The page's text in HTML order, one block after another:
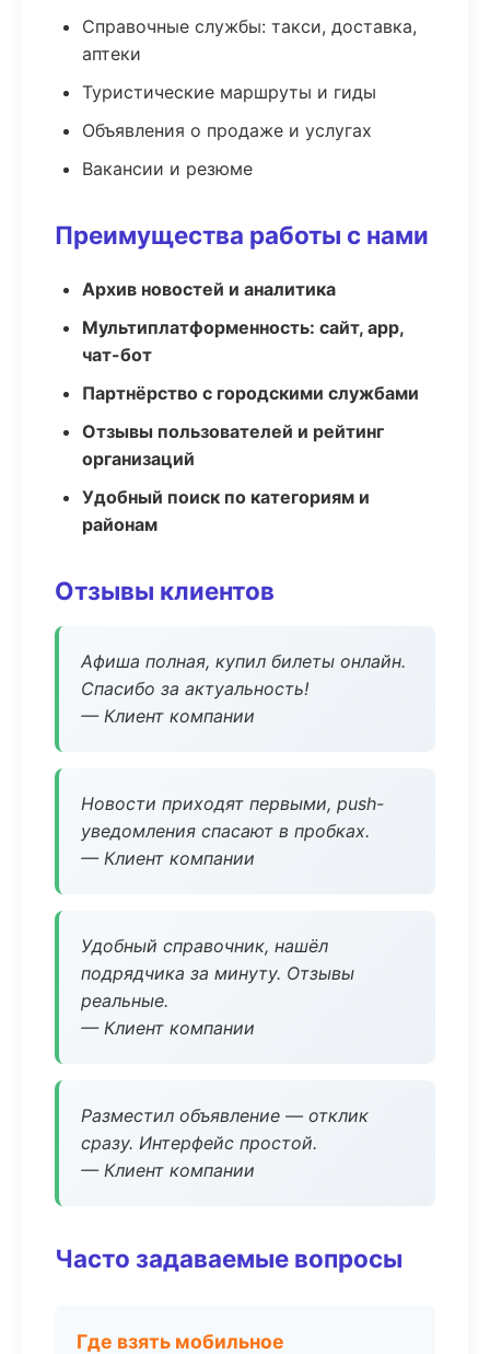
Справочные службы: такси, доставка,
аптеки
Туристические маршруты и гиды
Объявления о продаже и услугах
Вакансии и резюме
Преимущества работы с нами
Архив новостей и аналитика
Мультиплатформенность: сайт, app,
чат-бот
Партнёрство с городскими службами
Отзывы пользователей и рейтинг
организаций
Удобный поиск по категориям и
районам
Отзывы клиентов
Афиша полная, купил билеты онлайн.
Спасибо за актуальность!
— Клиент компании
Новости приходят первыми, push-
уведомления спасают в пробках.
— Клиент компании
Удобный справочник, нашёл
подрядчика за минуту. Отзывы
реальные.
— Клиент компании
Разместил объявление — отклик
сразу. Интерфейс простой.
— Клиент компании
Часто задаваемые вопросы
Где взять мобильное